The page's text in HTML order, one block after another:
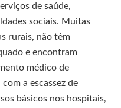
de saúde,
sociais. Muitas
rurais, não têm
e encontram
médico de
a escassez de
básicos nos hospitais,